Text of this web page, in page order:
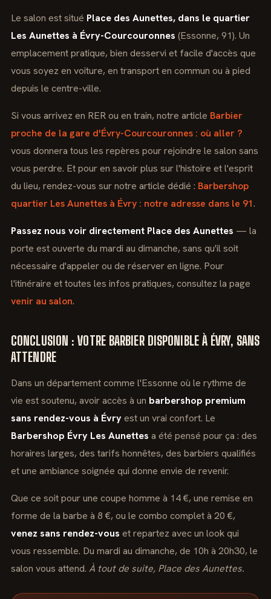
Le salon est situé Place des Aunettes, dans le quartier
Les Aunettes à Évry-Courcouronnes (Essonne, 91). Un
emplacement pratique, bien desservi et facile d'accès que
vous soyez en voiture, en transport en commun ou à pied
depuis le centre-ville.
Si vous arrivez en RER ou en train, notre article Barbier
proche de la gare d'Évry-Courcouronnes : où aller ?
vous donnera tous les repères pour rejoindre le salon sans
vous perdre. Et pour en savoir plus sur l'histoire et l'esprit
du lieu, rendez-vous sur notre article dédié : Barbershop
quartier Les Aunettes à Évry : notre adresse dans le 91.
Passez nous voir directement Place des Aunettes — la
porte est ouverte du mardi au dimanche, sans qu'il soit
nécessaire d'appeler ou de réserver en ligne. Pour
l'itinéraire et toutes les infos pratiques, consultez la page
venir au salon.
CONCLUSION : VOTRE BARBIER DISPONIBLE À ÉVRY, SANS
ATTENDRE
Dans un département comme l'Essonne où le rythme de
vie est soutenu, avoir accès à un barbershop premium
sans rendez-vous à Évryest un vrai confort. Le
Barbershop Évry Les Aunettes a été pensé pour ça : des
horaires larges, des tarifs honnêtes, des barbiers qualifiés
et une ambiance soignée qui donne envie de revenir.
Que ce soit pour une coupe homme à 14 €, une remise en
forme de la barbe à 8 €, ou le combo complet à 20 €,
venez sans rendez-vous et repartez avec un look qui
vous ressemble. Du mardi au dimanche, de 10h à 20h30, le
salon vous attend. À tout de suite, Place des Aunettes.